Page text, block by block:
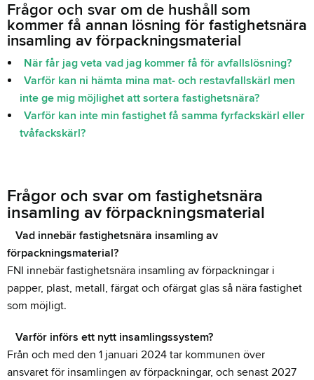
Frågor och svar om de hushåll som
kommer få annan lösning för fastighetsnära
insamling av förpackningsmaterial
När får jag veta vad jag kommer få för avfallslösning?
Varför kan ni hämta mina mat- och restavfallskärl men
inte ge mig möjlighet att sortera fastighetsnära?
Varför kan inte min fastighet få samma fyrfackskärl eller
tvåfackskärl?
Frågor och svar om fastighetsnära
insamling av förpackningsmaterial
Vad innebär fastighetsnära insamling av
förpackningsmaterial?
FNI innebär fastighetsnära insamling av förpackningar i
papper, plast, metall, färgat och ofärgat glas så nära fastighet
som möjligt.
Varför införs ett nytt insamlingssystem?
Från och med den 1 januari 2024 tar kommunen över
ansvaret för insamlingen av förpackningar, och senast 2027